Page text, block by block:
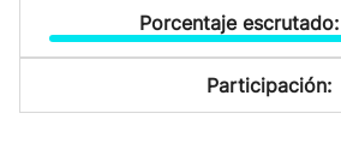
Porcentaje escrutado:
Participación: